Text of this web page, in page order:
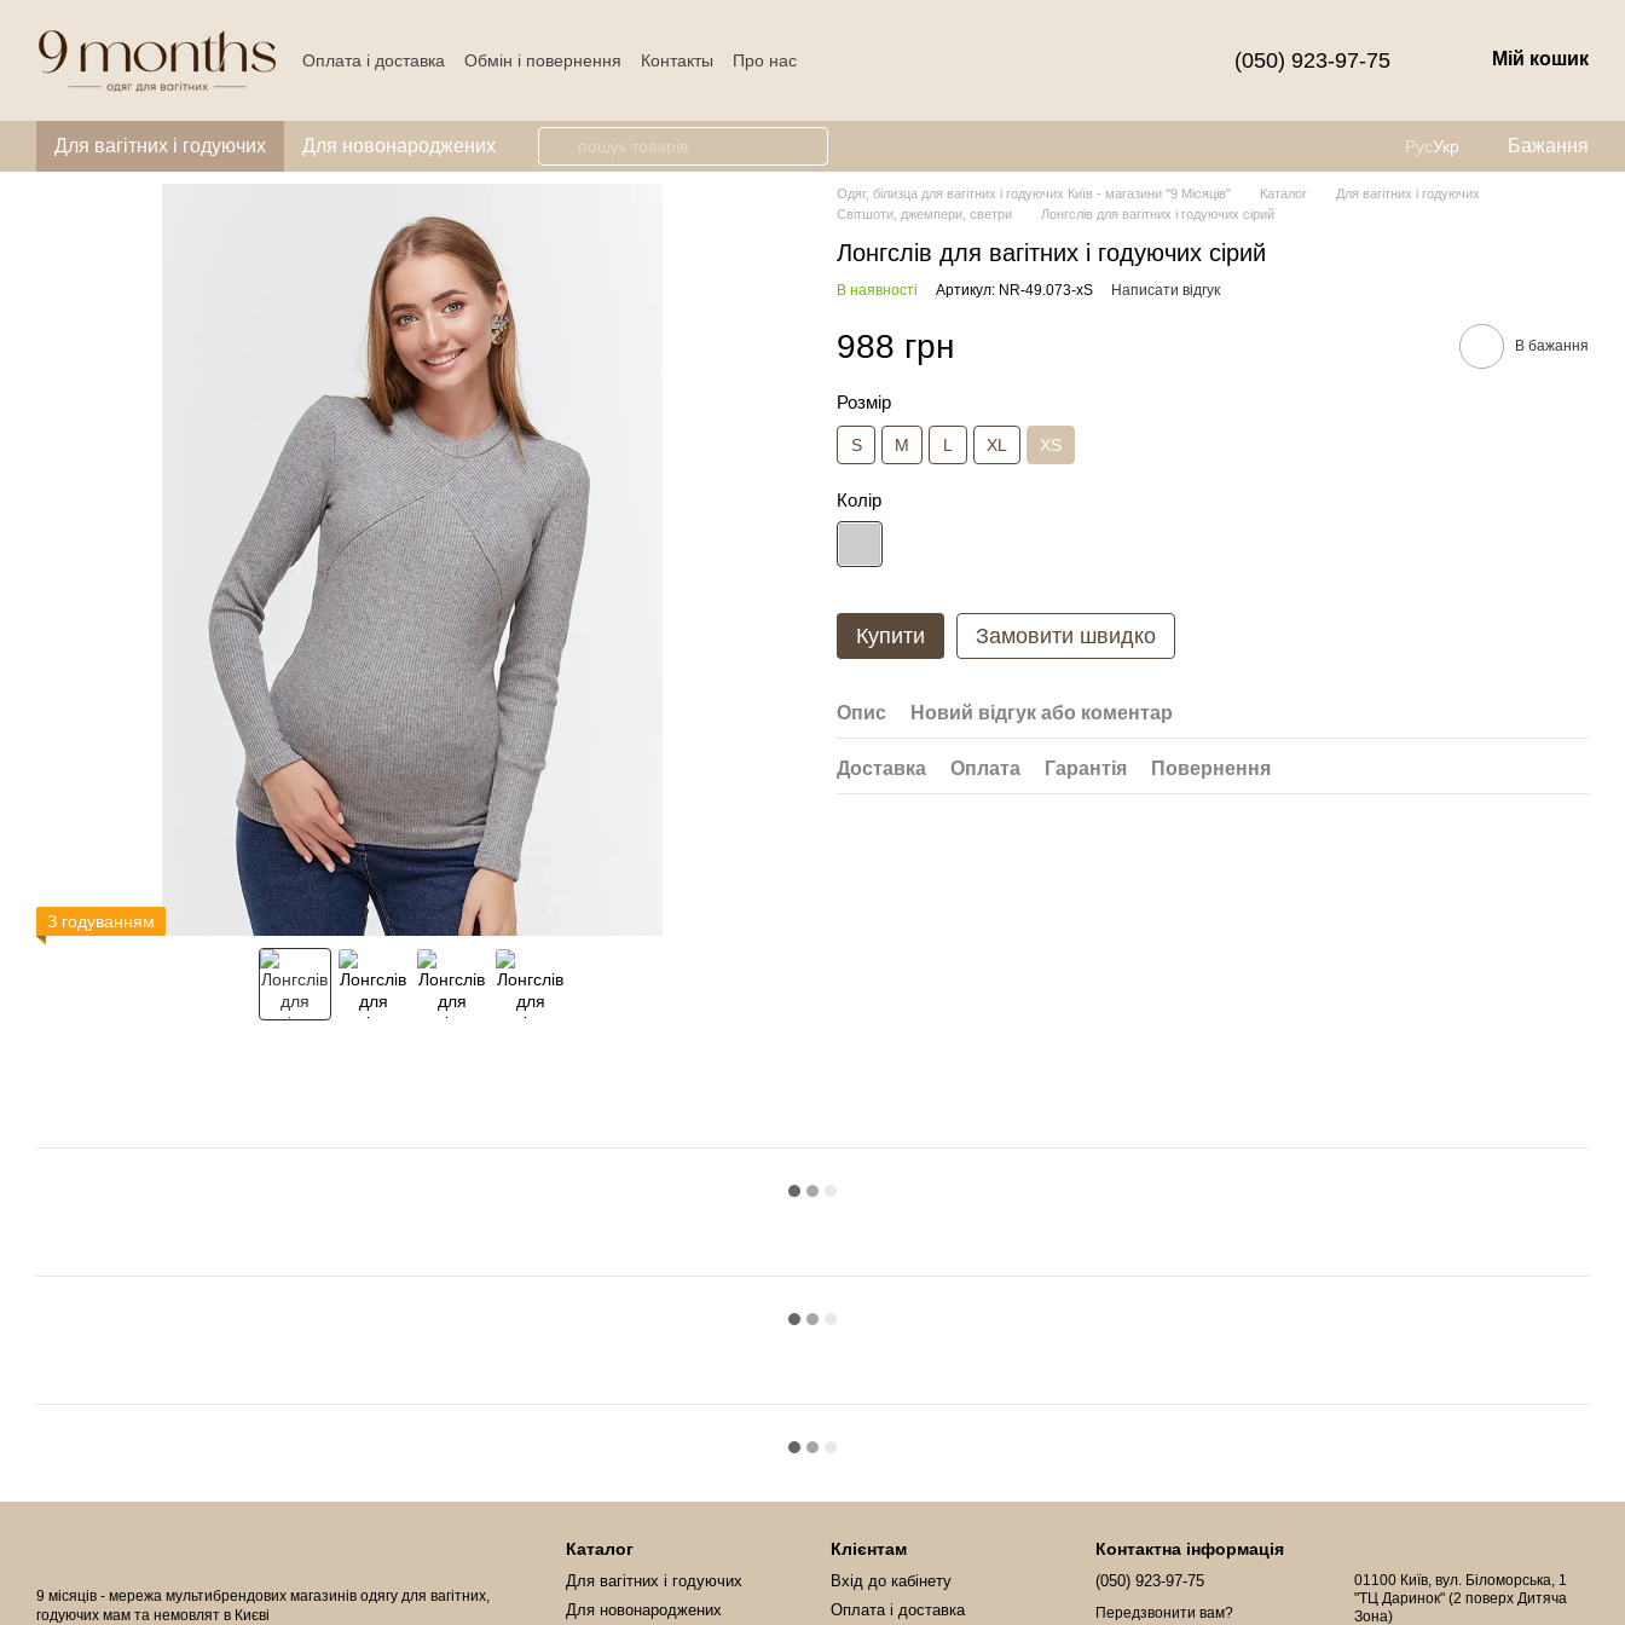
Оплата і доставка Обмін і повернення Контакты Про нас (050) 923-97-75 Мій кошик
Для вагітних і годуючих Для новонароджених РусУкр Бажання
З годуванням
Одяг, білизца для вагітних і годуючих Київ - магазини "9 Місяців" Каталог
Для вагітних і годуючих
Світшоти, джемпери, светри
Лонгслів для вагітних і годуючих сірий
Лонгслів для вагітних і годуючих сірий
В наявності Артикул: NR-49.073-xS Написати відгук
988 грн В бажання
Розмір
S M L XL XS
Колір
Купити Замовити швидко
Опис Новий відгук або коментар
Доставка Оплата Гарантія Повернення
9 місяців - мережа мультибрендових магазинів одягу для вагітних,
годуючих мам та немовлят в Києві
Каталог
Для вагітних і годуючих
Для новонароджених
Клієнтам
Вхід до кабінету
Оплата і доставка
Контактна інформація
(050) 923-97-75
Передзвонити вам?
01100 Київ, вул. Біломорська, 1
"ТЦ Даринок" (2 поверх Дитяча
Зона)